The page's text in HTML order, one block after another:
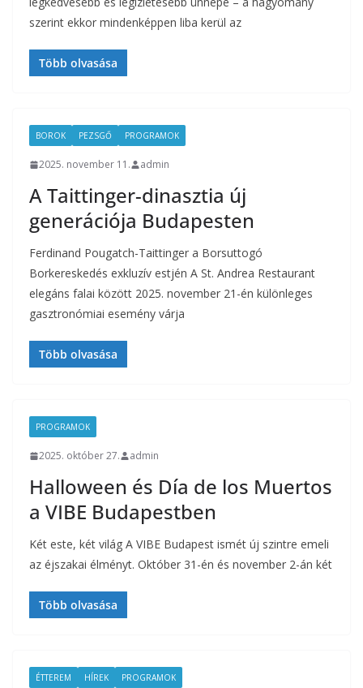
szerint ekkor mindenképpen liba kerül az
Több olvasása
BOROK PEZSGŐ PROGRAMOK
2025. november 11. admin
A Taittinger-dinasztia új
generációja Budapesten
Ferdinand Pougatch-Taittinger a Borsuttogó
Borkereskedés exkluzív estjén A St. Andrea Restaurant
elegáns falai között 2025. november 21-én különleges
gasztronómiai esemény várja
Több olvasása
PROGRAMOK
2025. október 27. admin
Halloween és Día de los Muertos
a VIBE Budapestben
Két este, két világ A VIBE Budapest ismét új szintre emeli
az éjszakai élményt. Október 31-én és november 2-án két
Több olvasása
ÉTTEREM HÍREK PROGRAMOK